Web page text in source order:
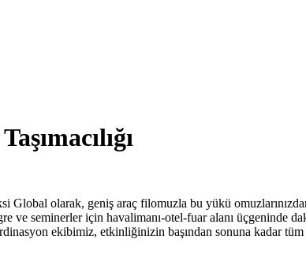
Global olarak, geniş araç filomuzla bu yükü
ve seminerler için havalimanı-otel-fuar alanı üçgeninde
ekibimiz, etkinliğinizin başından sonuna kadar